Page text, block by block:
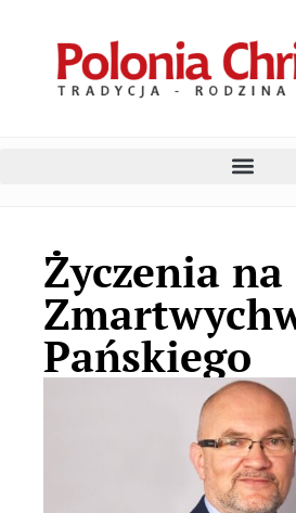
Życzenia
Pańskiego